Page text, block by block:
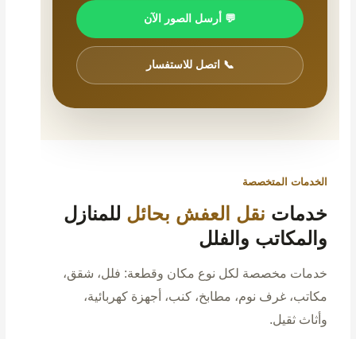
💬 أرسل الصور الآن
📞 اتصل للاستفسار
الخدمات المتخصصة
خدمات نقل العفش بحائل للمنازل
والمكاتب والفلل
خدمات مخصصة لكل نوع مكان وقطعة: فلل، شقق،
مكاتب، غرف نوم، مطابخ، كنب، أجهزة كهربائية،
وأثاث ثقيل.